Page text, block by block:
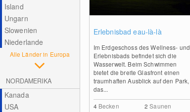
Island
Ungarn
Slowenien
Niederlande
Alle Länder in Europa
NORDAMERIKA
Kanada
USA
Erlebnisbad eau-là-là
Im Erdgeschoss des Wellness- und
Erlebnisbads befindet sich die
Wasserwelt. Beim Schwimmen
bietet die breite Glasfront einen
traumhaften Ausblick auf den Park,
das...
4 Becken 2 Saunen